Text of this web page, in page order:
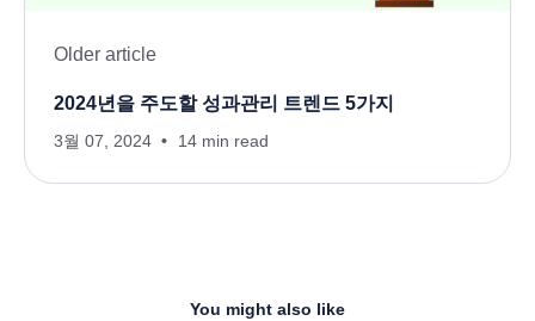
Older article
2024년을 주도할 성과관리 트렌드 5가지
3월 07, 2024 14 min read
You might also like